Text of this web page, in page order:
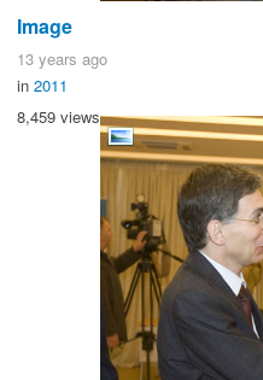
Image
13 years ago
in 2011
8,459 views